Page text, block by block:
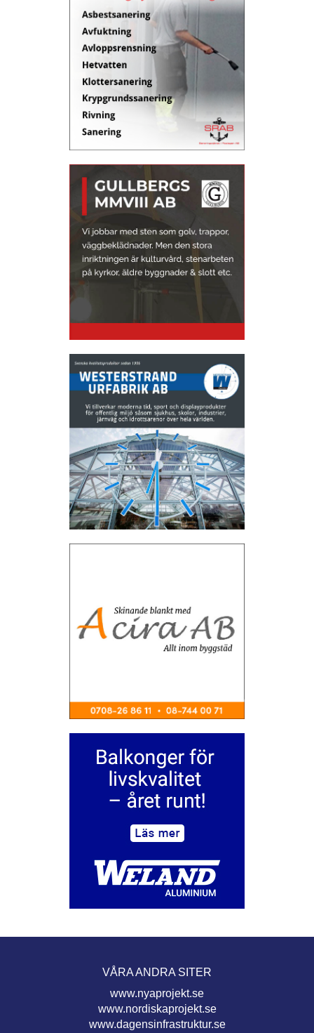
VÅRA ANDRA SITER
www.nyaprojekt.se
www.nordiskaprojekt.se
www.dagensinfrastruktur.se